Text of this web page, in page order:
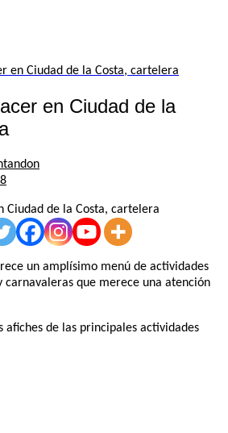
en Ciudad de la Costa, cartelera
en Ciudad de la
un amplísimo menú de actividades
que merece una atención
afiches de las principales actividades